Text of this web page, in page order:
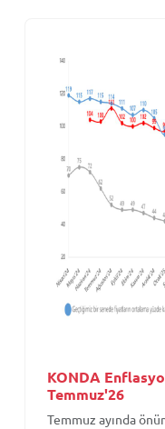
KONDA
Temmuz'26
Temmuz ayında